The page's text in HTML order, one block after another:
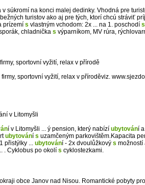
v súkromí na konci malej dedinky. Vhodná pre
turistov ako aj pre tých, ktorí chcú stráviť
prízemí s vlastným vchodom: 2x ... na 1. poschodí s
chladnička s výparníkom, MV rúra,
sportovní vyžití, relax v přírodě
firmy, sportovní vyžití, relax v příroděviz.
v Litomyšli
í v Litomyšli ... ý pension, který nabízí ubytování
ubytování s uzamčeným parkovištěm.Kapacita
přistýlky ... ubytování - 2x dvoulůžkový s možností
. Cyklobus po okolí s cyklostezkami.
obce Janov nad Nisou. Romantické pobyty